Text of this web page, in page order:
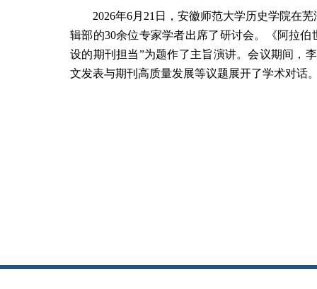
2026年6月21日，安徽师范大学历史学院在芜
辑部的30余位专家学者出席了研讨会。《阿拉
设的期刊担当”为题作了主旨演讲。会议期间，
文发表与期刊高质量发展等议题展开了学术对话